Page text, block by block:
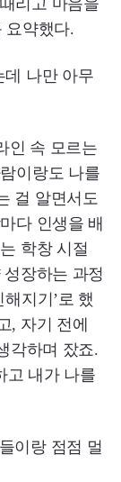
리고 마음을
요약했다.
데 나만 아무
인 속 모르는
이랑도 나를
걸 알면서도
다 인생을 배
학창 시절
장하는 과정
지기’로 했
, 자기 전에
각하며 잤죠.
고 내가 나를
이랑 점점 멀